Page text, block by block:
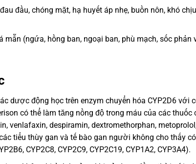
đầu, chóng mặt, hạ huyết áp nhẹ, buồn nôn, khó
mẫn (ngứa, hồng ban, ngoại ban, phù mạch, sốc
dược động học trên enzym chuyển hóa CYP2D6 với
có thể làm tăng nồng độ trong máu của các thuốc
venlafaxin, despiramin, dextromethorphan,
tiểu thùy gan và tế bào gan người không cho thấy
CYP2C8, CYP2C9, CYP2C19, CYP1A2, CYP3A4).